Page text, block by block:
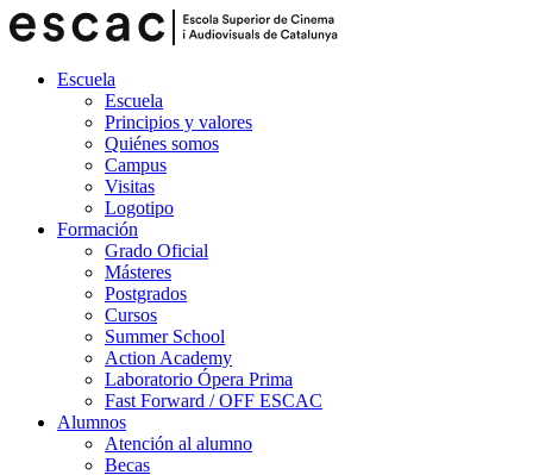
Escuela
Escuela
Principios y valores
Quiénes somos
Campus
Visitas
Logotipo
Formación
Grado Oficial
Másteres
Postgrados
Cursos
Summer School
Action Academy
Laboratorio Ópera Prima
Fast Forward / OFF ESCAC
Alumnos
Atención al alumno
Becas